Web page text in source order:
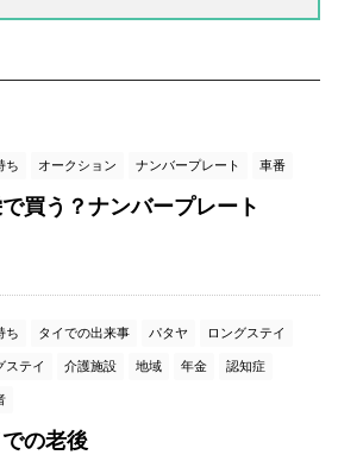
ち オークション ナンバープレート 車番
で買う？ナンバープレート
ち タイでの出来事 パタヤ ロングステイ
ステイ 介護施設 地域 年金 認知症
の老後